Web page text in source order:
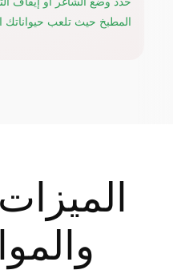
المطبخ حيث تلعب حيواناتك